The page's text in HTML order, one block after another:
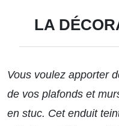
LA
Vous voulez apporter
de vos plafonds et
en stuc. Cet enduit